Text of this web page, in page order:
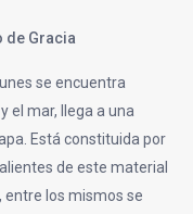
de Gracia
se encuentra
el mar, llega a una
Está constituida por
de este material
entre los mismos se